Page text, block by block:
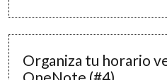
productiva
consumo
de
Organiza tu horario